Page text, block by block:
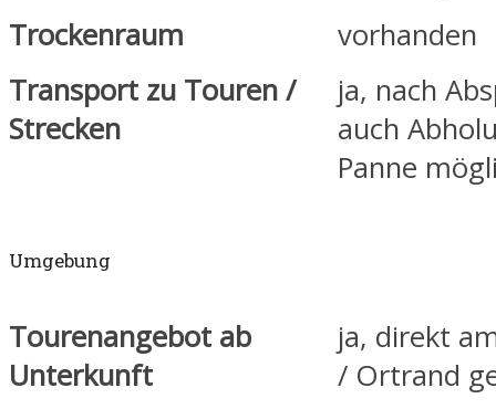
Trockenraum
vorhanden
Transport zu Touren /
Strecken
ja, nach
auch
Panne
Umgebung
Tourenangebot ab
Unterkunft
ja, direkt
/ Ortrand